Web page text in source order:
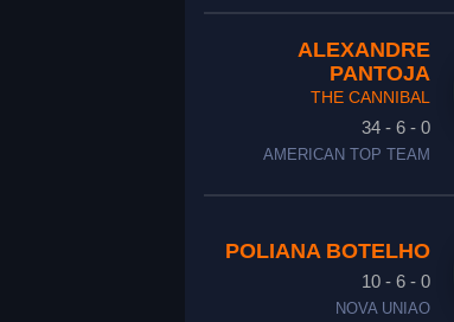
ALEXANDRE
PANTOJA
THE CANNIBAL
34 - 6 - 0
AMERICAN TOP TEAM
POLIANA BOTELHO
10 - 6 - 0
NOVA UNIAO